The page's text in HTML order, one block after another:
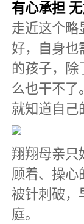
有心承担
走近这个略
好，自身也
的孩子，除
么也干不了
就知道自己
翔翔母亲只
顾着、操心
被针刺破，
庭。